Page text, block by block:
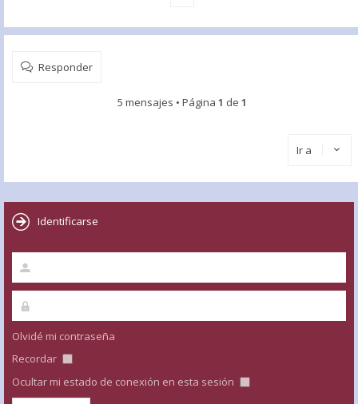
Responder
5 mensajes • Página 1 de 1
Ir a
Identificarse
Olvidé mi contraseña
Recordar
Ocultar mi estado de conexión en esta sesión